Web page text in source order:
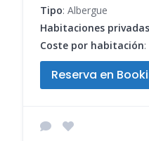
Tipo: Albergue
Habitaciones privadas
Coste por habitación
Reserva en